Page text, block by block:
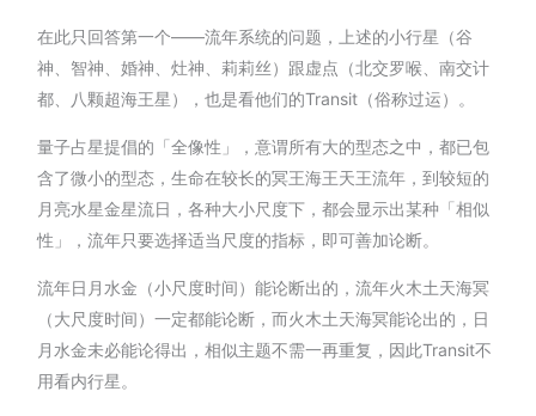
在此只回答第一个——流年系统的问题，上述的小行星（谷
神、智神、婚神、灶神、莉莉丝）跟虚点（北交罗喉、南交计
都、八颗超海王星），也是看他们的Transit（俗称过运）。
量子占星提倡的「全像性」，意谓所有大的型态之中，都已包
含了微小的型态，生命在较长的冥王海王天王流年，到较短的
月亮水星金星流日，各种大小尺度下，都会显示出某种「相似
性」，流年只要选择适当尺度的指标，即可善加论断。
流年日月水金（小尺度时间）能论断出的，流年火木土天海冥
（大尺度时间）一定都能论断，而火木土天海冥能论出的，日
月水金未必能论得出，相似主题不需一再重复，因此Transit不
用看内行星。